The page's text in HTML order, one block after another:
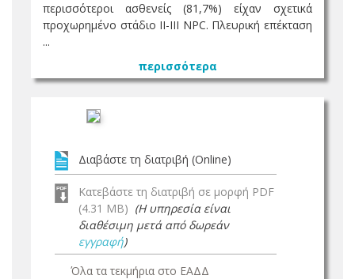
περισσότεροι ασθενείς (81,7%) είχαν σχετικά
προχωρημένο στάδιο II-III NPC. Πλευρική επέκταση
...
περισσότερα
Διαβάστε τη διατριβή (Online)
Κατεβάστε τη διατριβή σε μορφή PDF
(4.31 MB) (Η υπηρεσία είναι
διαθέσιμη μετά από δωρεάν
εγγραφή)
Όλα τα τεκμήρια στο ΕΑΔΔ